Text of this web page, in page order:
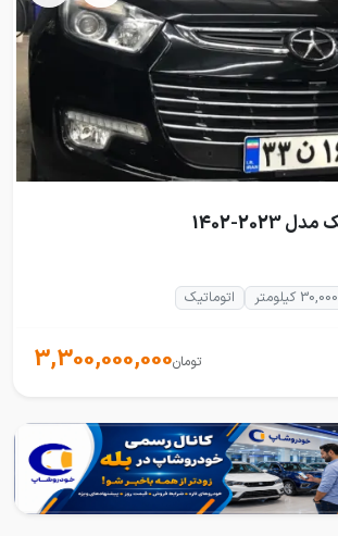
30,000 کیلومتر اتوماتیک
3,300,000,000تومان